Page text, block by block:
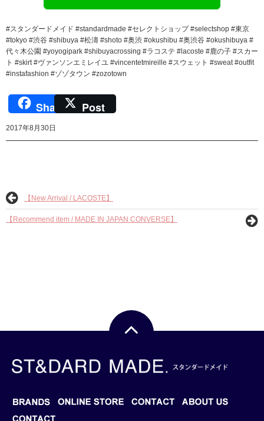
#スタンダードメイド #standardmade #セレクトショップ #selectshop #東京
#tokyo #渋谷 #shibuya #松濤 #shoto #奥渋 #okushibu #奥渋谷 #okushibuya #
代々木公園 #yoyogipark #shibuyacrossing #ラコステ #lacoste #鹿の子 #スカー
ト #skirt #ヴァンソンエミレイユ #vincentetmireille #スウェット #sweat #outfit
#instafashion #ゾゾタウン #zozotown
Share Post
2017年8月30日
【New Arrival / LACOSTE】
【Recommend item / MADE IN JAPAN CONVERSE】
BRANDS BLOG ONLINE STORE